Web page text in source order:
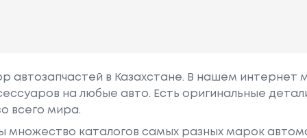
автозапчастей в Казахстане. В нашем интернет
на любые авто. Есть оригинальные
всего мира.
каталогов самых разных марок